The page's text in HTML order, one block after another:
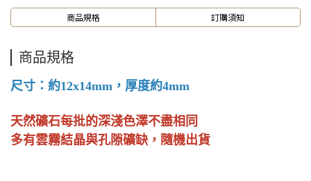
商品規格 訂購須知
商品規格
尺寸：約12x14mm，厚度約4mm
天然礦石每批的深淺色澤不盡相同
多有雲霧結晶與孔隙礦缺，隨機出貨